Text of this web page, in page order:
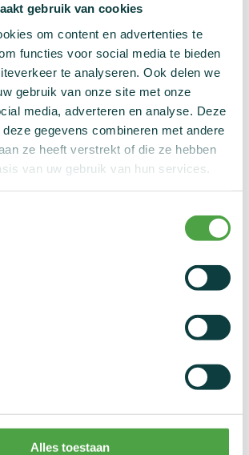
gebruik van cookies
om content en advertenties te
functies voor social media te bieden
te analyseren. Ook delen we
gebruik van onze site met onze
media, adverteren en analyse. Deze
gegevens combineren met andere
ze heeft verstrekt of die ze hebben
van uw gebruik van hun services.
Alles toestaan
hoog niveau;
sportdiscipline als voornaamste
in de hoogste categorie of de
competitie van de betreffende
voor of heeft in de voorbije twaalf
aan een of meer van de
in de hoogste
van de desbetreffende discipline:
Europese
van de ploegen die aan de
a), b) of c);"